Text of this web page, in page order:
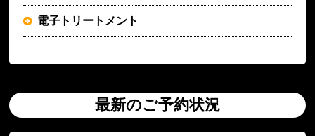
電子トリートメント
最新のご予約状況